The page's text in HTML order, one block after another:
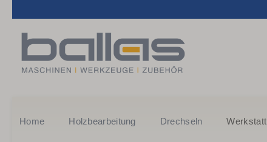
Home Holzbearbeitung Drechseln Werkstatt